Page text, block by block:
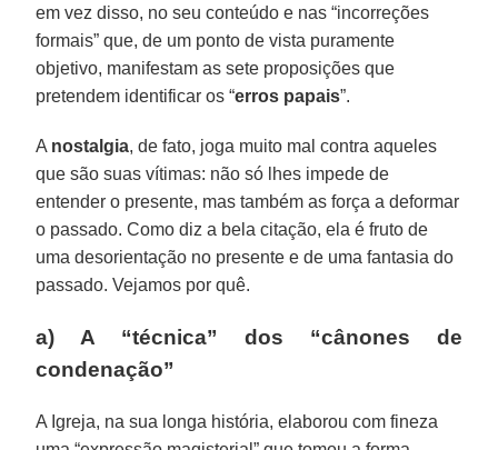
em vez disso, no seu conteúdo e nas “incorreções
formais” que, de um ponto de vista puramente
objetivo, manifestam as sete proposições que
pretendem identificar os “erros papais”.
A nostalgia, de fato, joga muito mal contra aqueles
que são suas vítimas: não só lhes impede de
entender o presente, mas também as força a deformar
o passado. Como diz a bela citação, ela é fruto de
uma desorientação no presente e de uma fantasia do
passado. Vejamos por quê.
a) A “técnica” dos “cânones de
condenação”
A Igreja, na sua longa história, elaborou com fineza